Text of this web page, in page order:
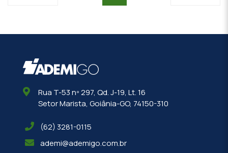
Rua T-53 nº 297, Qd. J-19, Lt. 16
Setor Marista, Goiânia-GO, 74150-310
(62) 3281-0115
ademi@ademigo.com.br